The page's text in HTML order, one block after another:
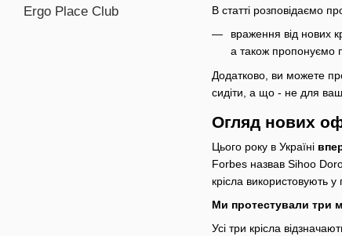
В статті розповідаємо
враження від нових
а також пропонуємо
Додатково, ви можете
сидіти, а що - не для
Огляд нових
Цього року в Україні
Forbes назвав Sihoo
крісла використовують
Ми протестували три
Усі три крісла
Ergo Place Club